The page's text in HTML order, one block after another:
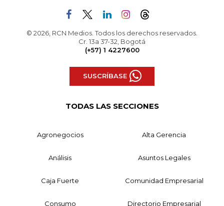
© 2026, RCN Medios. Todos los derechos reservados.
Cr. 13a 37-32, Bogotá
(+57) 1 4227600
SUSCRÍBASE
TODAS LAS SECCIONES
Agronegocios Alta Gerencia
Análisis Asuntos Legales
Caja Fuerte Comunidad Empresarial
Consumo Directorio Empresarial